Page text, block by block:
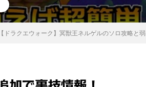
【ドラクエウォーク】冥獣王ネルゲルのソロ攻略と